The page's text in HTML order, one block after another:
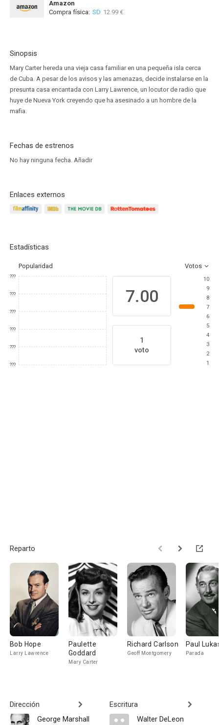
Amazon
Compra física: SD 12.99 €
Sinopsis
Mary Carter hereda una vieja casa familiar en una pequeña isla cerca
de Cuba. A pesar de los avisos y las amenazas, decide instalarse en la
presunta casa encantada con Larry Lawrence, un locutor de radio que
huye de Nueva York creyendo que ha asesinado a un hombre de la
mafia.
Fechas de estrenos
No hay ninguna fecha. Añadir
Enlaces externos
Estadísticas
Popularidad Votos
???
???
???
???
???
???
7.00
1
voto
10
9
8
7
6
5
4
3
2
1
Reparto
Bob Hope
Larry Lawrence
Paulette
Goddard
Mary Carter
Richard Carlson
Geoff Montgomery
Paul
Parada
Dirección
George Marshall
Escritura
Walter DeLeon